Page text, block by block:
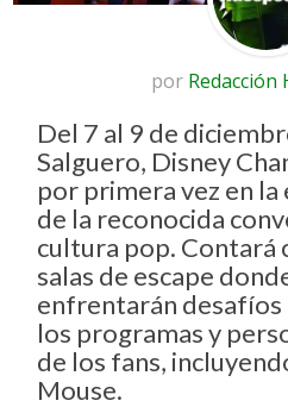
por Redacción
Del 7 al 9 de
Salguero, Disney
por primera vez en
de la reconocida
cultura pop. Contará
salas de escape
enfrentarán desafíos
los programas y
de los fans,
Mouse.